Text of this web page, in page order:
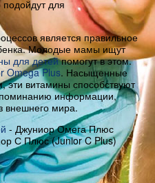
для
является правильное
Молодые мамы ищут
для детейпомогут в этом.
Omega Plus. Насыщенные
витамины способствуют
информации,
внешнего мира.
- Джуниор Омега Плюс
С Плюс (Junior C Plus)